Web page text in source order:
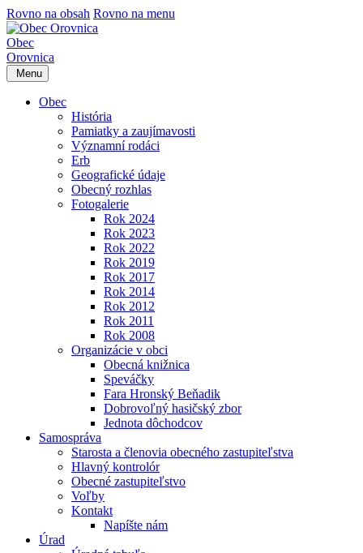
Rovno na obsah Rovno na menu
Obec
Orovnica
Menu
Obec
História
Pamiatky a zaujímavosti
Významní rodáci
Erb
Geografické údaje
Obecný rozhlas
Fotogalerie
Rok 2024
Rok 2023
Rok 2022
Rok 2019
Rok 2017
Rok 2014
Rok 2012
Rok 2011
Rok 2008
Organizácie v obci
Obecná knižnica
Speváčky
Fara Hronský Beňadik
Dobrovoľný hasičský zbor
Jednota dôchodcov
Samospráva
Starosta a členovia obecného zastupiteľstva
Hlavný kontrolór
Obecné zastupiteľstvo
Voľby
Kontakt
Napíšte nám
Úrad